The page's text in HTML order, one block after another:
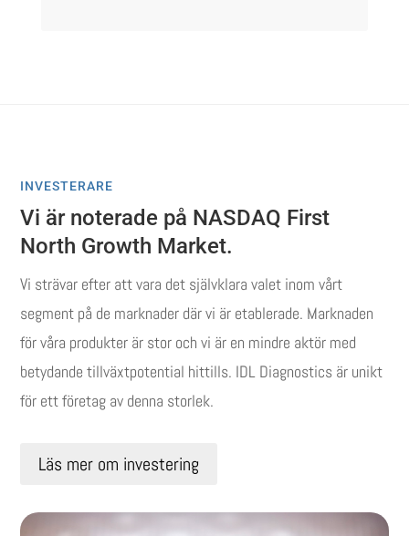
INVESTERARE
Vi är noterade på NASDAQ First
North Growth Market.
Vi strävar efter att vara det självklara valet inom vårt
segment på de marknader där vi är etablerade. Marknaden
för våra produkter är stor och vi är en mindre aktör med
betydande tillväxtpotential hittills. IDL Diagnostics är unikt
för ett företag av denna storlek.
Läs mer om investering